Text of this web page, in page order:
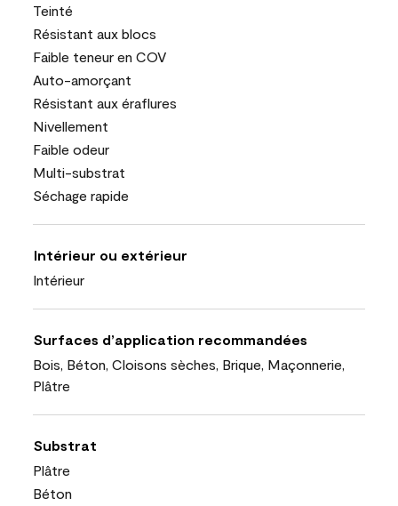
Teinté
Résistant aux blocs
Faible teneur en COV
Auto-amorçant
Résistant aux éraflures
Nivellement
Faible odeur
Multi-substrat
Séchage rapide
Intérieur ou extérieur
Intérieur
Surfaces d’application recommandées
Bois, Béton, Cloisons sèches, Brique, Maçonnerie,
Plâtre
Substrat
Plâtre
Béton